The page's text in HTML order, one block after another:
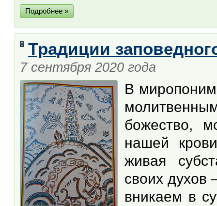
Подробнее »
Традиции
7 сентября 2020 года
В
божество,
нашей
живая
своих духов
вникаем в